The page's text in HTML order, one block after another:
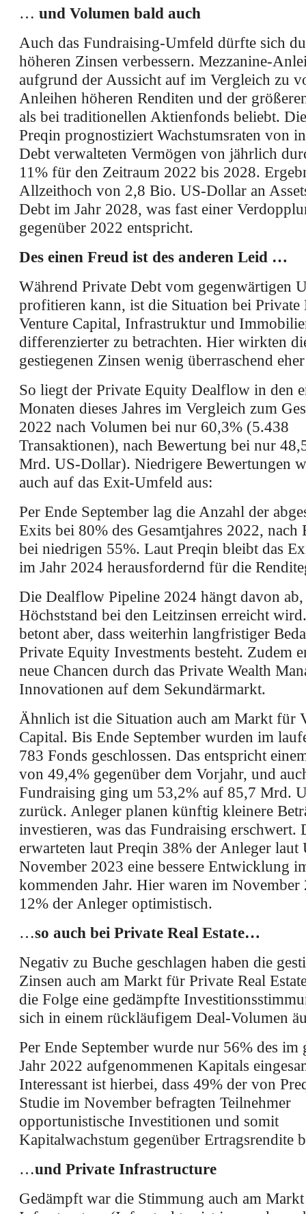
… und Volumen bald auch
Auch das Fundraising-Umfeld dürfte sich
höheren Zinsen verbessern. Mezzanine-
aufgrund der Aussicht auf im Vergleich zu
Anleihen höheren Renditen und der
als bei traditionellen Aktienfonds beliebt.
Preqin prognostiziert Wachstumsraten von
Debt verwalteten Vermögen von jährlich
11% für den Zeitraum 2022 bis 2028.
Allzeithoch von 2,8 Bio. US-Dollar an
Debt im Jahr 2028, was fast einer
gegenüber 2022 entspricht.
Des einen Freud ist des anderen Leid …
Während Private Debt vom gegenwärtigen
profitieren kann, ist die Situation bei Private
Venture Capital, Infrastruktur und
differenzierter zu betrachten. Hier wirkten
gestiegenen Zinsen wenig überraschend
So liegt der Private Equity Dealflow in den
Monaten dieses Jahres im Vergleich zum
2022 nach Volumen bei nur 60,3% (5.438
Transaktionen), nach Bewertung bei nur
Mrd. US-Dollar). Niedrigere Bewertungen
auch auf das Exit-Umfeld aus:
Per Ende September lag die Anzahl der
Exits bei 80% des Gesamtjahres 2022, nach
bei niedrigen 55%. Laut Preqin bleibt das
im Jahr 2024 herausfordernd für die
Die Dealflow Pipeline 2024 hängt davon
Höchststand bei den Leitzinsen erreicht
betont aber, dass weiterhin langfristiger
Private Equity Investments besteht. Zudem
neue Chancen durch das Private Wealth
Innovationen auf dem Sekundärmarkt.
Ähnlich ist die Situation auch am Markt für
Capital. Bis Ende September wurden im
783 Fonds geschlossen. Das entspricht
von 49,4% gegenüber dem Vorjahr, und
Fundraising ging um 53,2% auf 85,7 Mrd.
zurück. Anleger planen künftig kleinere
investieren, was das Fundraising erschwert.
erwarteten laut Preqin 38% der Anleger laut
November 2023 eine bessere Entwicklung
kommenden Jahr. Hier waren im November
12% der Anleger optimistisch.
…so auch bei Private Real Estate…
Negativ zu Buche geschlagen haben die
Zinsen auch am Markt für Private Real
die Folge eine gedämpfte
sich in einem rückläufigem Deal-Volumen
Per Ende September wurde nur 56% des im
Jahr 2022 aufgenommenen Kapitals
Interessant ist hierbei, dass 49% der von
Studie im November befragten Teilnehmer
opportunistische Investitionen und somit
Kapitalwachstum gegenüber Ertragsrendite
…und Private Infrastructure
Gedämpft war die Stimmung auch am